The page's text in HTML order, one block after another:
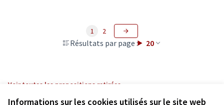
Informations sur les cookies utilisés sur le site web
Résultats par page : 20
1 2
Voir toutes les propositions retirées